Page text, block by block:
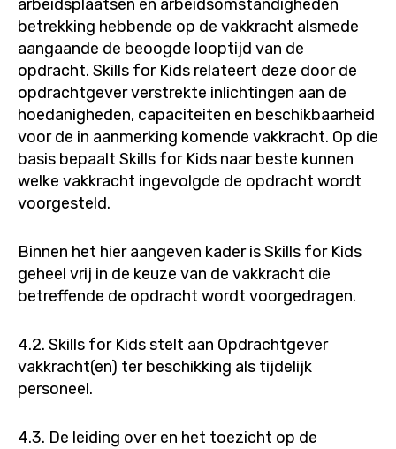
arbeidsplaatsen en arbeidsomstandigheden
betrekking hebbende op de vakkracht alsmede
aangaande de beoogde looptijd van de
opdracht. Skills for Kids relateert deze door de
opdrachtgever verstrekte inlichtingen aan de
hoedanigheden, capaciteiten en beschikbaarheid
voor de in aanmerking komende vakkracht. Op die
basis bepaalt Skills for Kids naar beste kunnen
welke vakkracht ingevolgde de opdracht wordt
voorgesteld.
Binnen het hier aangeven kader is Skills for Kids
geheel vrij in de keuze van de vakkracht die
betreffende de opdracht wordt voorgedragen.
4.2. Skills for Kids stelt aan Opdrachtgever
vakkracht(en) ter beschikking als tijdelijk
personeel.
4.3. De leiding over en het toezicht op de